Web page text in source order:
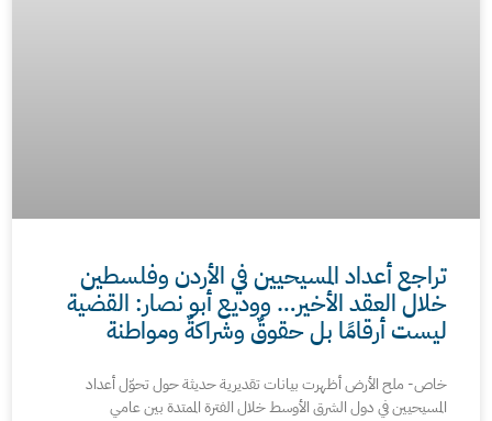
تراجع أعداد المسيحيين في الأردن وفلسطين
خلال العقد الأخير… ووديع أبو نصار: القضية
ليست أرقامًا بل حقوقٌ وشراكةٌ ومواطنة
خاص- ملح الأرض أظهرت بيانات تقديرية حديثة حول تحوّل أعداد
المسيحيين في دول الشرق الأوسط خلال الفترة الممتدة بين عامي